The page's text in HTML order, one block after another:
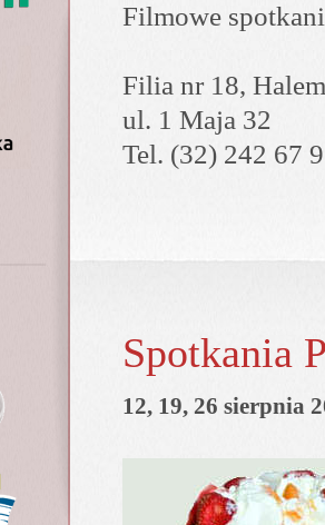
Filmowe
Filia nr 18,
ul. 1 Maja 32
Tel. (32) 242 67
Spotkania
12, 19, 26 sierpnia